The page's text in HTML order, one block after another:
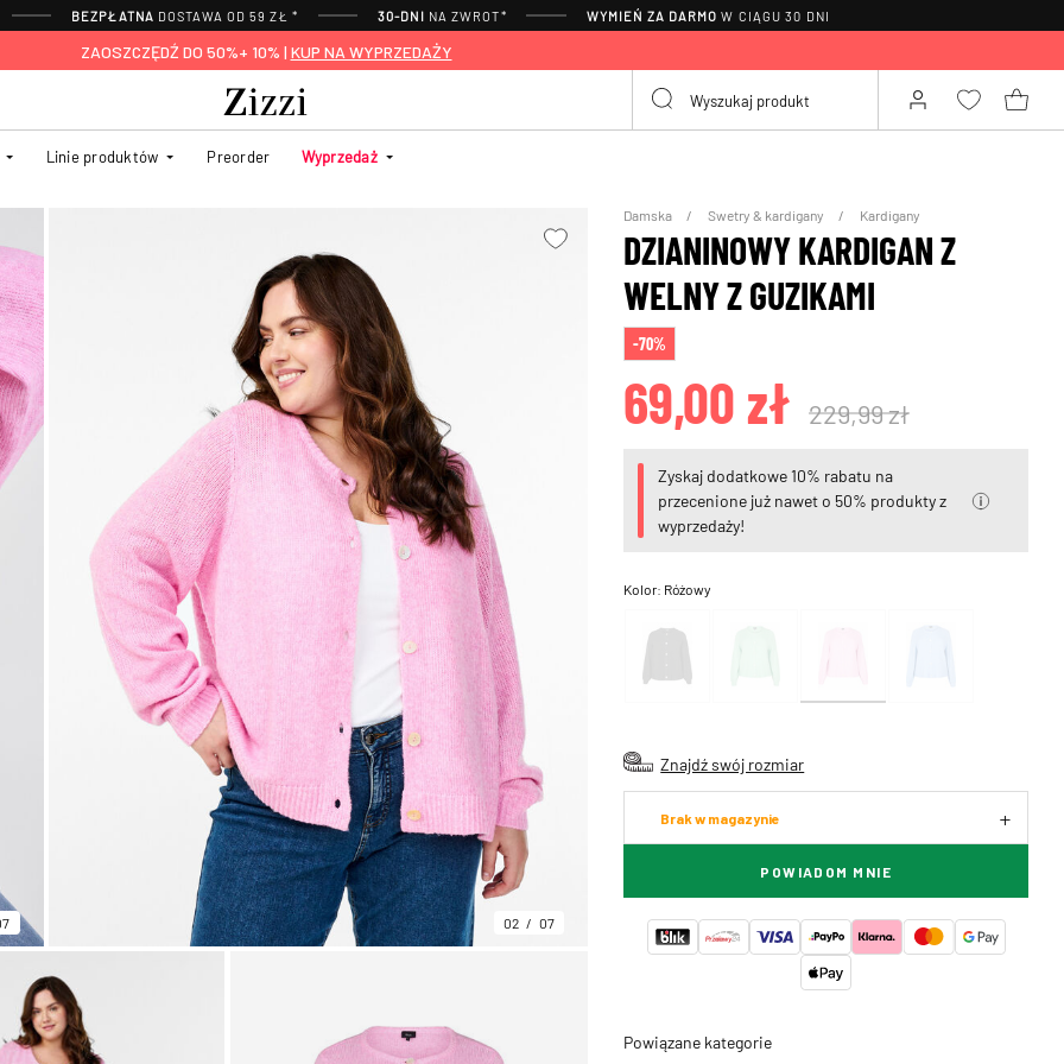
BEZPŁATNA DOSTAWA OD 59 ZŁ * 30-DNI NA ZWROT* WYMIEŃ ZA DARMO W CIĄGU 30 DNI
ZAOSZCZĘDŹ DO 50%+ 10% | KUP NA WYPRZEDAŻY
Linie produktów Preorder Wyprzedaż
02 07
Damska Swetry & kardigany Kardigany
DZIANINOWY KARDIGAN Z
WELNY Z GUZIKAMI
-70%
69,00 zł 229,99 zł
Zyskaj dodatkowe 10% rabatu na
przecenione już nawet o 50% produkty z
wyprzedaży!
Kolor: Różowy
Znajdź swój rozmiar
Brak w magazynie
POWIADOM MNIE
Powiązane kategorie